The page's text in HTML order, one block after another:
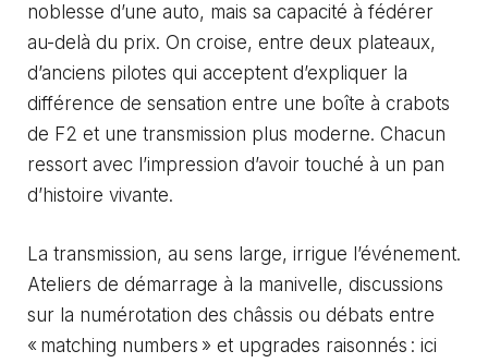
noblesse d’une auto, mais sa capacité à fédérer
au-delà du prix. On croise, entre deux plateaux,
d’anciens pilotes qui acceptent d’expliquer la
différence de sensation entre une boîte à crabots
de F2 et une transmission plus moderne. Chacun
ressort avec l’impression d’avoir touché à un pan
d’histoire vivante.
La transmission, au sens large, irrigue l’événement.
Ateliers de démarrage à la manivelle, discussions
sur la numérotation des châssis ou débats entre
« matching numbers » et upgrades raisonnés : ici